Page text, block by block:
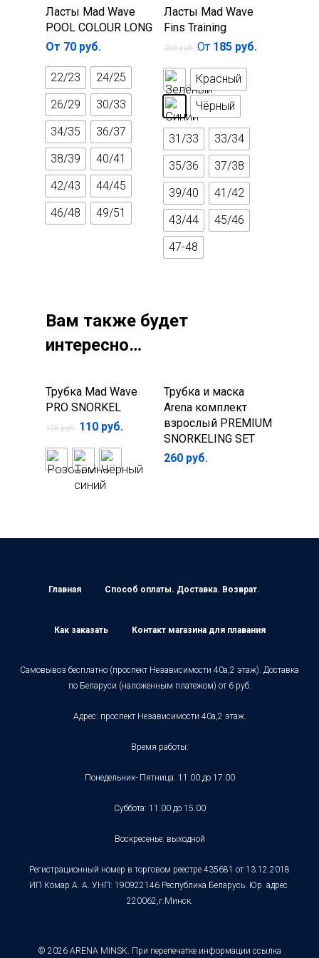
Выберите
параметры
Ласты Mad Wave
POOL COLOUR LONG
От 70 руб.
22/23
24/25
26/29
30/33
34/35
36/37
38/39
40/41
42/43
44/45
46/48
49/51
Выберите
параметры
Ласты Mad Wave
Fins Training
250руб. От 185 руб.
Красный
Чёрный
31/33
33/34
35/36
37/38
39/40
41/42
43/44
45/46
47-48
Вам также будет
интересно…
Выберите
параметры
Трубка Mad Wave
PRO SNORKEL
125руб. 110 руб.
В корзину
Трубка и маска
Arena комплект
взрослый PREMIUM
SNORKELING SET
260 руб.
Главная Способ оплаты. Доставка. Возврат.
Как заказать Контакт магазина для плавания
Самовывоз бесплатно (проспект Независимости 40а,2 этаж). Доставка
по Беларуси (наложенным платежом) от 6 руб.
Адрес: проспект Независимости 40а,2 этаж.
Время работы:
Понедельник- Пятница: 11.00 до 17.00
Суббота: 11.00 до 15.00
Воскресенье: выходной
Регистрационный номер в торговом реестре 435681 от 13.12.2018
ИП Комар А. А. УНП: 190922146 Республика Беларусь. Юр. адрес
220062,г.Минск.
© 2026 ARENA MINSK. При перепечатке информации ссылка
Беруши для
Зажимы для носа